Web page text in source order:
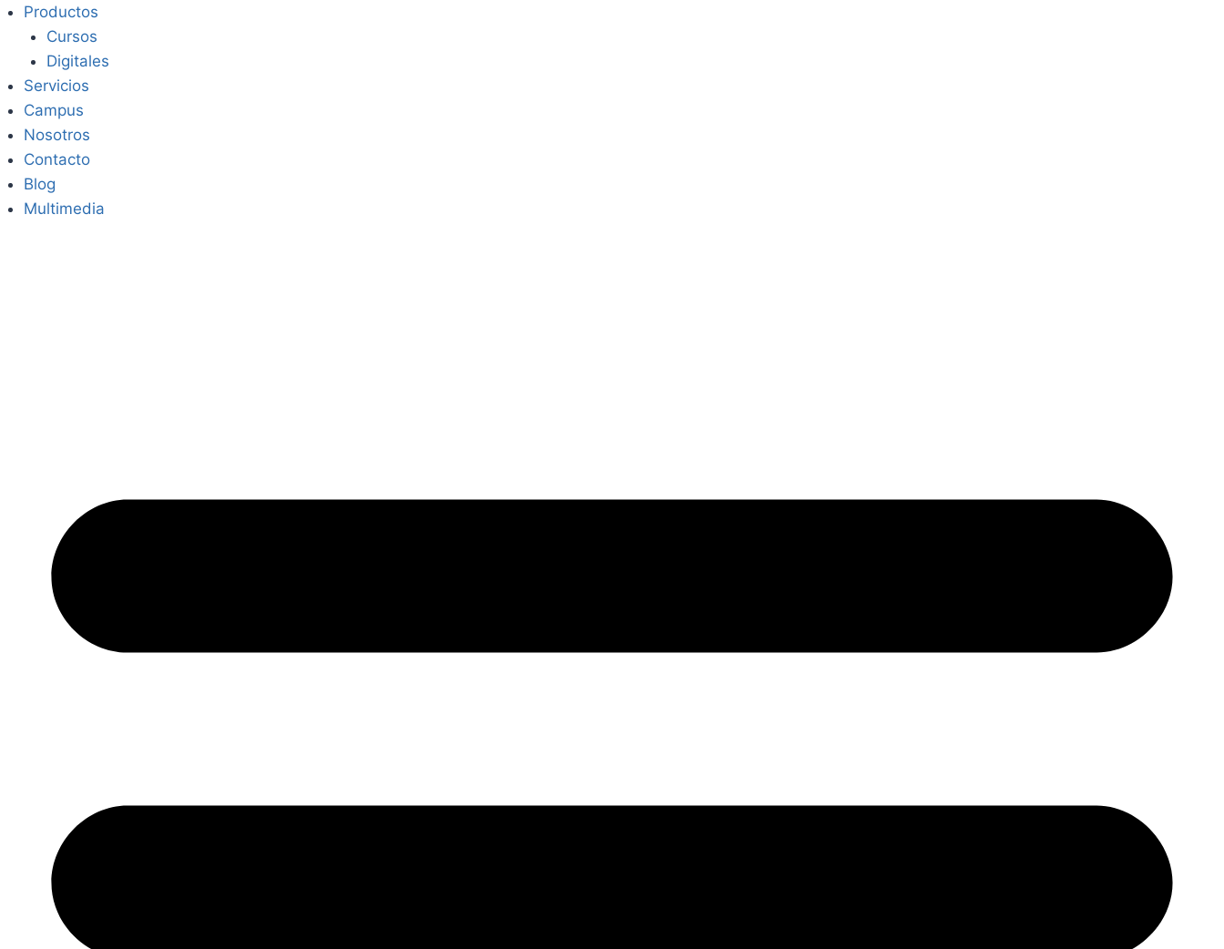
Saltar
contenido
Productos
Cursos
Digitales
Servicios
Campus
Nosotros
Contacto
Blog
Multimedia